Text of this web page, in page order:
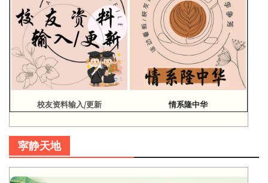
校友资料输入/更新 情系隆中华
寜静天地